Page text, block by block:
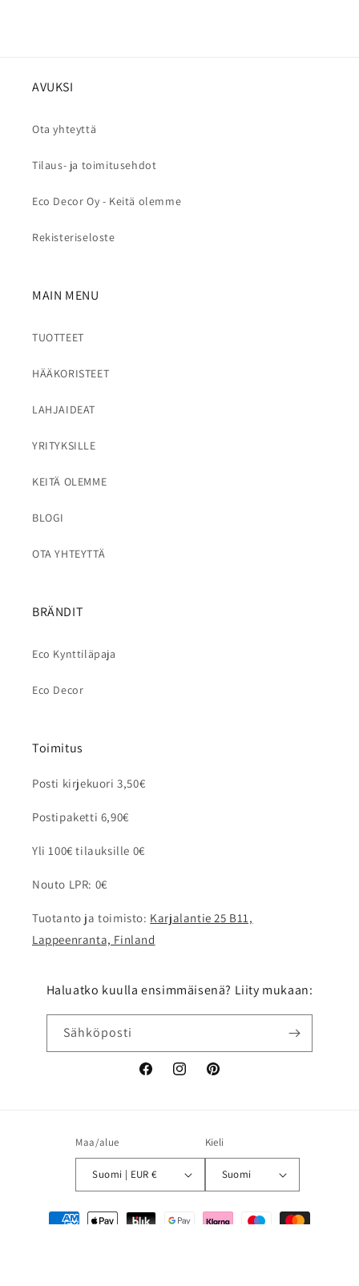
AVUKSI
Ota yhteyttä
Tilaus- ja toimitusehdot
Eco Decor Oy - Keitä olemme
Rekisteriseloste
MAIN MENU
TUOTTEET
HÄÄKORISTEET
LAHJAIDEAT
YRITYKSILLE
KEITÄ OLEMME
BLOGI
OTA YHTEYTTÄ
BRÄNDIT
Eco Kynttiläpaja
Eco Decor
Toimitus
Posti kirjekuori 3,50€
Postipaketti 6,90€
Yli 100€ tilauksille 0€
Nouto LPR: 0€
Tuotanto ja toimisto: Karjalantie 25 B11,
Lappeenranta, Finland
Haluatko kuulla ensimmäisenä? Liity mukaan:
Sähköposti
FacebookInstagramPinterest
Maa/alue
Suomi | EUR €
Kieli
Suomi
Maksutavat